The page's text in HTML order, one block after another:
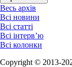
Весь архів
Всі новини
Всі статті
Всі інтерв’ю
Всі колонки
Copyright © 2013-